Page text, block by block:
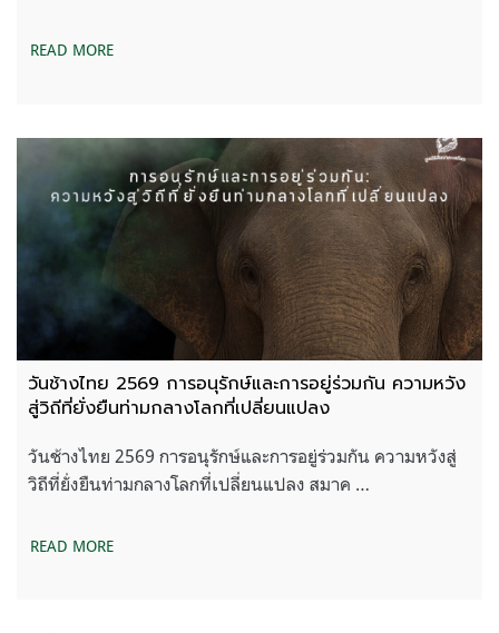
READ MORE
วันช้างไทย 2569 การอนุรักษ์และการอยู่ร่วมกัน ความหวัง
สู่วิถีที่ยั่งยืนท่ามกลางโลกที่เปลี่ยนแปลง
วันช้างไทย 2569 การอนุรักษ์และการอยู่ร่วมกัน ความหวังสู่
วิถีที่ยั่งยืนท่ามกลางโลกที่เปลี่ยนแปลง สมาค …
READ MORE